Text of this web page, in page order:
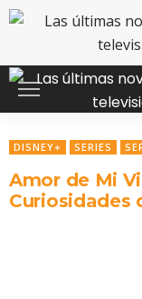
DISNEY+ SERIES
Amor de Mi
Curiosidades